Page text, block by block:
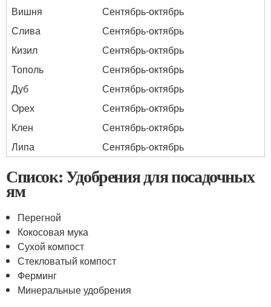
Вишня
Сентябрь-октябрь
Слива
Сентябрь-октябрь
Кизил
Сентябрь-октябрь
Тополь
Сентябрь-октябрь
Дуб
Сентябрь-октябрь
Орех
Сентябрь-октябрь
Клен
Сентябрь-октябрь
Липа
Сентябрь-октябрь
Список: Удобрения для посадочных
ям
Перегной
Кокосовая мука
Сухой компост
Стекловатый компост
Ферминг
Минеральные удобрения